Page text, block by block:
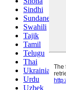
Sindhi
Sundanese
Swahili
Tajik
Tamil
Telugu
Thai
Ukrainian
Urdu
Uzbek